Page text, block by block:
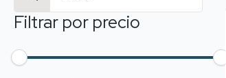
Filtrar por precio